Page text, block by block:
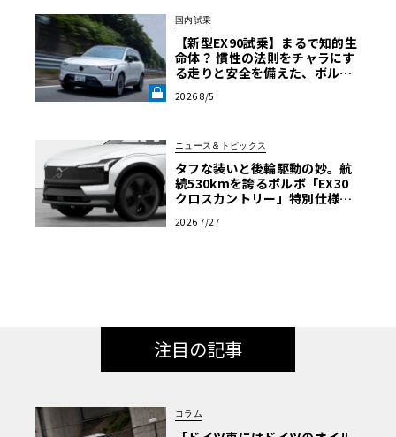
国内試乗
【新型EX90試乗】まるで知的生
命体？ 慣性の法則をチャラにす
る走りと安全を備えた、ボルボ
AB》
2026 8/5
ニュース＆トピックス
タフな装いと後輪駆動の妙。航
続530kmを誇るボルボ「EX30
クロスカントリー」特別仕様車
2026 7/27
注目の記事
コラム